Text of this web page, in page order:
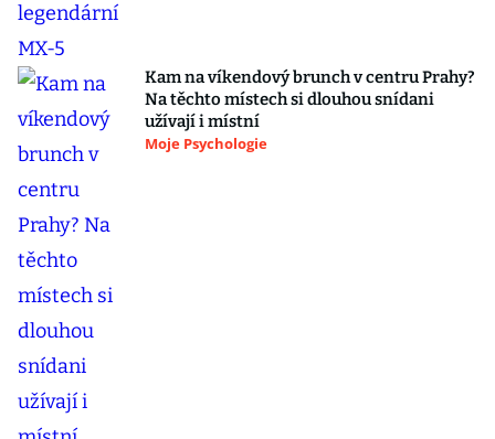
Kam na víkendový brunch v centru Prahy?
Na těchto místech si dlouhou snídani
užívají i místní
Moje Psychologie